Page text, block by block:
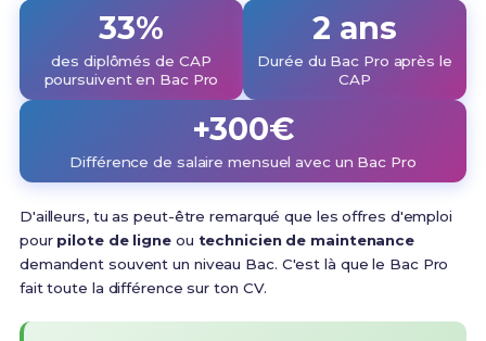
33%
des diplômés de CAP
poursuivent en Bac Pro
2 ans
Durée du Bac Pro après le
CAP
+300€
Différence de salaire mensuel avec un Bac Pro
D'ailleurs, tu as peut-être remarqué que les offres d'emploi
pour pilote de ligneou technicien de maintenance
demandent souvent un niveau Bac. C'est là que le Bac Pro
fait toute la différence sur ton CV.